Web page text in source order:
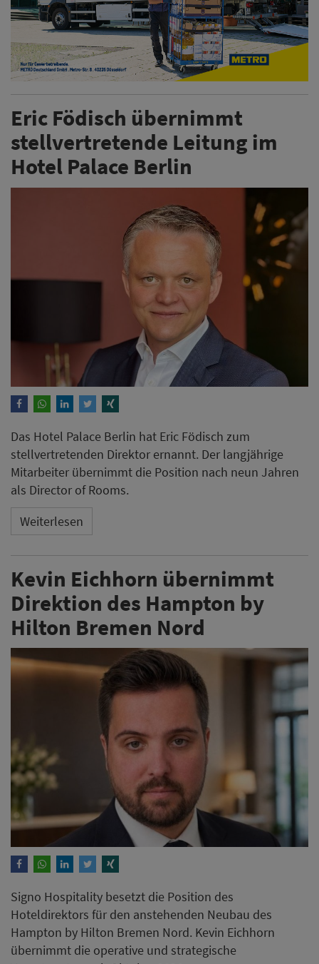
Eric Födisch übernimmt
stellvertretende Leitung im
Hotel Palace Berlin
Das Hotel Palace Berlin hat Eric Födisch zum
stellvertretenden Direktor ernannt. Der langjährige
Mitarbeiter übernimmt die Position nach neun Jahren
als Director of Rooms.
Weiterlesen
Kevin Eichhorn übernimmt
Direktion des Hampton by
Hilton Bremen Nord
Signo Hospitality besetzt die Position des
Hoteldirektors für den anstehenden Neubau des
Hampton by Hilton Bremen Nord. Kevin Eichhorn
übernimmt die operative und strategische